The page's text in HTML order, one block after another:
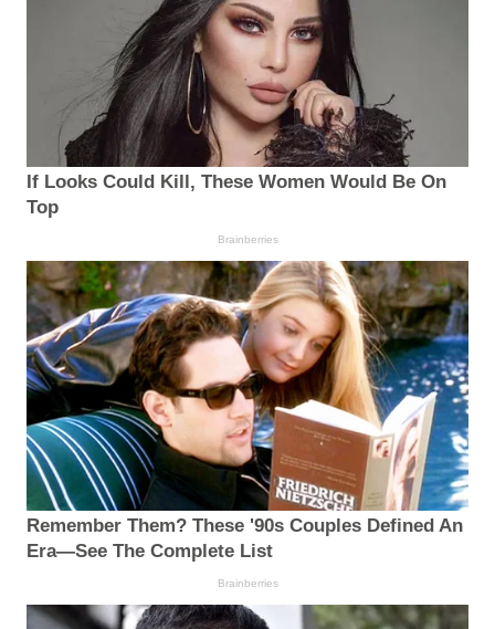
If Looks Could Kill, These Women Would Be On
Top
Brainberries
Remember Them? These '90s Couples Defined An
Era—See The Complete List
Brainberries